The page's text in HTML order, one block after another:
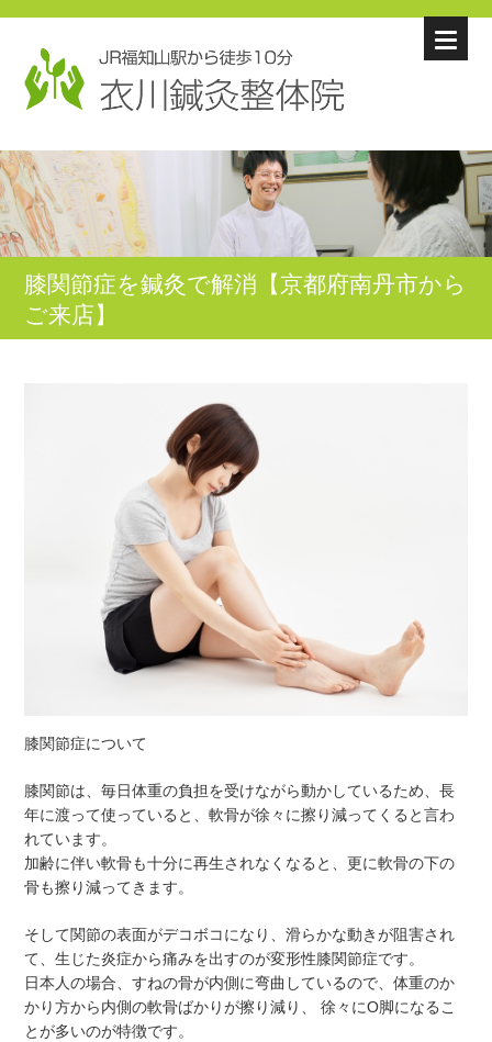
膝関節症を鍼灸で解消【京都府南丹市から
ご来店】
膝関節症について
膝関節は、毎日体重の負担を受けながら動かしているため、長
年に渡って使っていると、軟骨が徐々に擦り減ってくると言わ
れています。
加齢に伴い軟骨も十分に再生されなくなると、更に軟骨の下の
骨も擦り減ってきます。
そして関節の表面がデコボコになり、滑らかな動きが阻害され
て、生じた炎症から痛みを出すのが変形性膝関節症です。
日本人の場合、すねの骨が内側に弯曲しているので、体重のか
かり方から内側の軟骨ばかりが擦り減り、 徐々にO脚になるこ
とが多いのが特徴です。